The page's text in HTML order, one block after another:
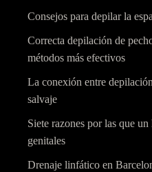
Consejos para depilar la
Correcta depilación de
métodos más efectivos
La conexión entre
salvaje
Siete razones por las que
genitales
Drenaje linfático en